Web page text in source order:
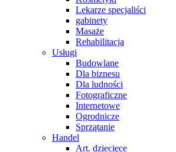
Lekarze specjaliści
gabinety
Masaże
Rehabilitacja
Usługi
Budowlane
Dla biznesu
Dla ludności
Fotograficzne
Internetowe
Ogrodnicze
Sprzątanie
Handel
Art. dziecięce